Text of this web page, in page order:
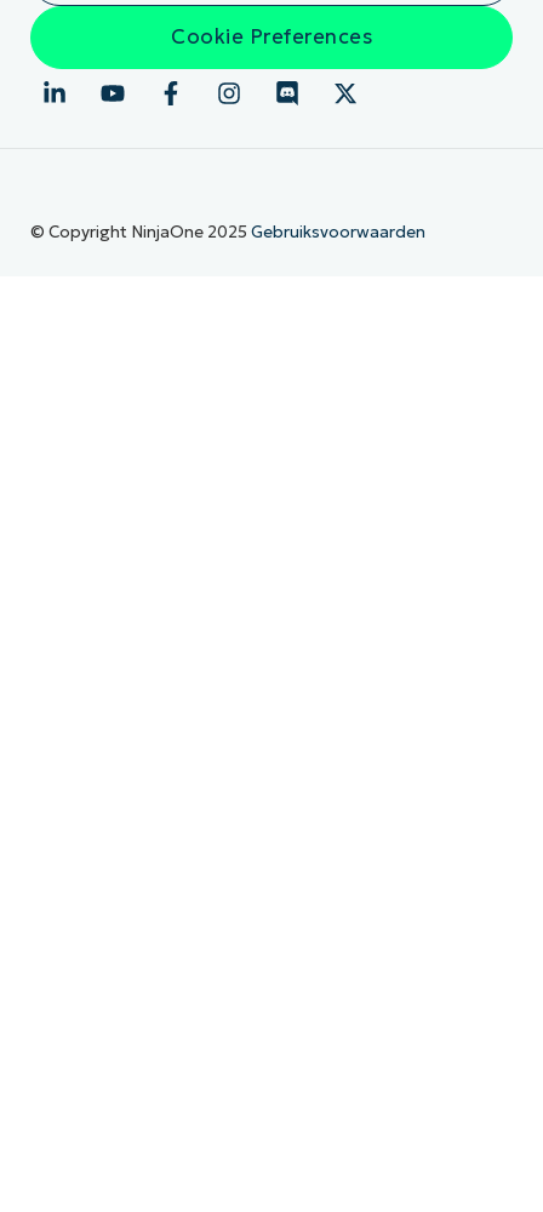
Cookie Preferences
© Copyright NinjaOne 2025 Gebruiksvoorwaarden